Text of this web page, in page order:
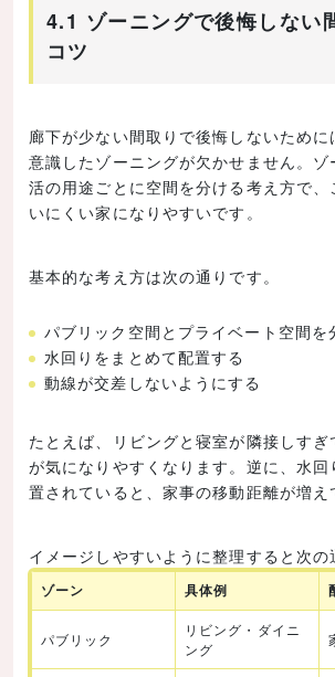
4.1 ゾーニングで後悔しない
コツ
廊下が少ない間取りで後悔しないために
意識したゾーニングが欠かせません。ゾ
活の用途ごとに空間を分ける考え方で、
いにくい家になりやすいです。
基本的な考え方は次の通りです。
パブリック空間とプライベート空間を
水回りをまとめて配置する
動線が交差しないようにする
たとえば、リビングと寝室が隣接しす
が気になりやすくなります。逆に、水
置されていると、家事の移動距離が増え
イメージしやすいように整理すると次の
ゾーン 具体例
パブリック
リビング・ダイニ
ング